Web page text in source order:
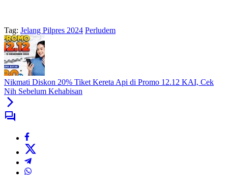
Tag: Jelang Pilpres 2024 Perludem
Nikmati Diskon 20% Tiket Kereta Api di Promo 12.12 KAI, Cek
Nih Sebelum Kehabisan